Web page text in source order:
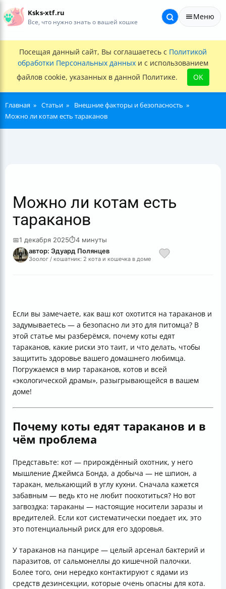
Ksks-xtf.ru
Все, что нужно знать о вашей кошке
Меню
Посещая данный сайт, Вы соглашаетесь с Политикой
обработки Персональных данных и с использованием
файлов cookie, указанных в данной Политике.
OK
Главная Статьи
Внешние факторы и безопасность
Можно ли котам есть тараканов
Можно ли котам есть
тараканов
📅1 декабря 2025⏱4 минуты
автор: Эдуард Полянцев
Зоолог / кошатник: 2 кота и кошечка в доме
Если вы замечаете, как ваш кот охотится на тараканов и
задумываетесь — а безопасно ли это для питомца? В
этой статье мы разберёмся, почему коты едят
тараканов, какие риски это таит, и что делать, чтобы
защитить здоровье вашего домашнего любимца.
Погружаемся в мир тараканов, котов и всей
«экологической драмы», разыгрывающейся в вашем
доме!
Почему коты едят тараканов и в
чём проблема
Представьте: кот — прирождённый охотник, у него
мышление Джеймса Бонда, а добыча — не шпион, а
таракан, мелькающий в углу кухни. Сначала кажется
забавным — ведь кто не любит поохотиться? Но вот
загвоздка: тараканы — настоящие носители заразы и
вредителей. Если кот систематически поедает их, это
это потенциальный риск для его здоровья.
У тараканов на панцире — целый арсенал бактерий и
паразитов, от сальмонеллы до кишечной палочки.
Более того, они нередко контактируют с ядами из
средств дезинсекции, которые очень опасны для кота.